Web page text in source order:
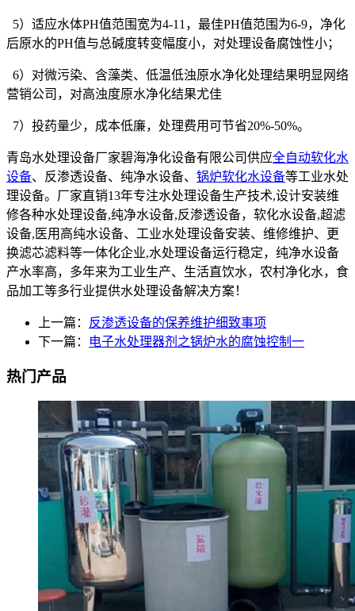
5）适应水体PH值范围宽为4-11，最佳PH值范围为6-9，净化
后原水的PH值与总碱度转变幅度小，对处理设备腐蚀性小；
6）对微污染、含藻类、低温低浊原水净化处理结果明显网络
营销公司，对高浊度原水净化结果尤佳
7）投药量少，成本低廉，处理费用可节省20%-50%。
青岛水处理设备厂家碧海净化设备有限公司供应全自动软化水
设备、反渗透设备、纯净水设备、 锅炉软化水设备等工业水处
理设备。厂家直销13年专注水处理设备生产技术,设计安装维
修各种水处理设备,纯净水设备,反渗透设备，软化水设备,超滤
设备,医用高纯水设备、工业水处理设备安装、维修维护、更
换滤芯滤料等一体化企业,水处理设备运行稳定，纯净水设备
产水率高，多年来为工业生产、生活直饮水，农村净化水，食
品加工等多行业提供水处理设备解决方案！
上一篇：
反渗透设备的保养维护细致事项
下一篇：
电子水处理器剂之锅炉水的腐蚀控制一
热门产品